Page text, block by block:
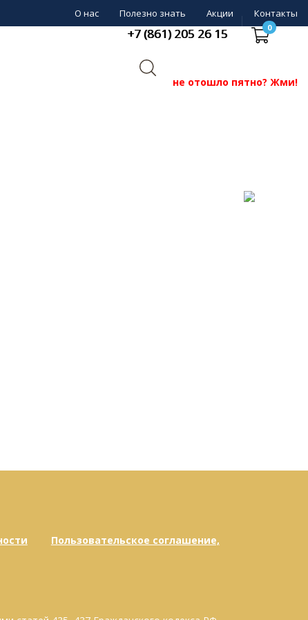
О нас Полезно знать Акции Контакты
+7 (861) 205 26 15 0
не отошло пятно? Жми!
Пользовательское соглашение,